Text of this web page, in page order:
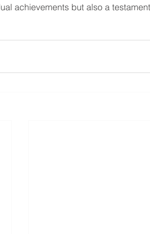
achievements but also a